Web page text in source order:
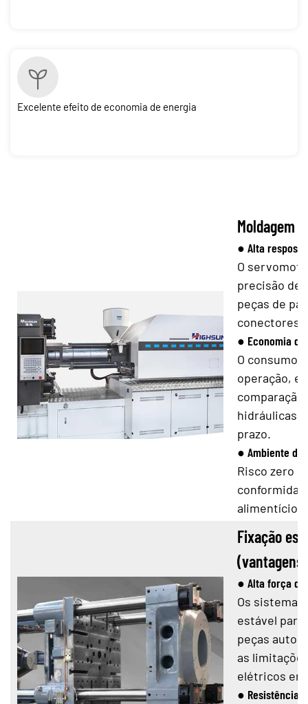
Excelente efeito de economia de energia
Moldagem
● Alta
O
precisão de
peças de
conectores
● Economia
O consumo
operação,
hidráulicas
prazo.
● Ambiente de
Risco zero
alimentício
Fixação
● Alta força
Os
estável
peças
as
elétricos em
● Resistência